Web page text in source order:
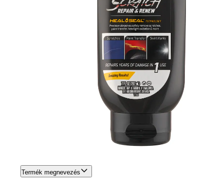
Termék megnevezés